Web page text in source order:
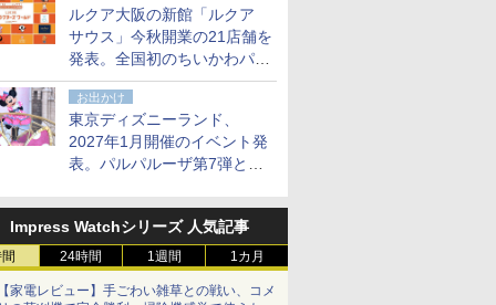
ルクア大阪の新館「ルクア
サウス」今秋開業の21店舗を
発表。全国初のちいかわパー
クストア/サンリオ新業態1号
店など
お出かけ
東京ディズニーランド、
2027年1月開催のイベント発
表。パルパルーザ第7弾とし
ド」を再演
Impress Watchシリーズ 人気記事
24時間 1週間 1カ月
家電レビュー】手ごわい雑草との戦い、コメ